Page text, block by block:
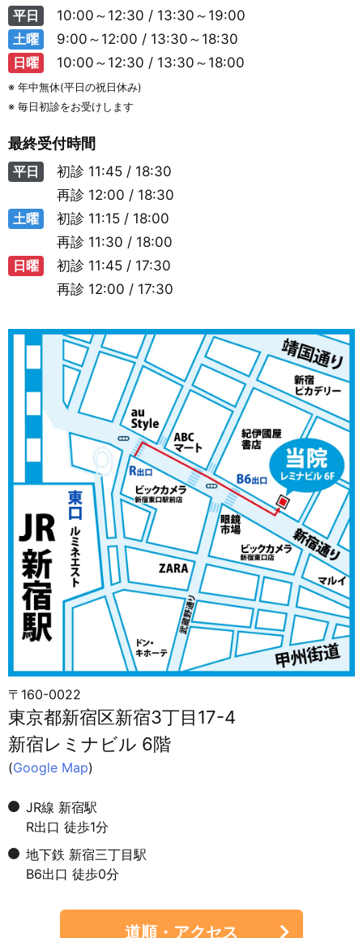
平日
10:00～12:30 / 13:30～19:00
土曜
9:00～12:00 / 13:30～18:30
日曜
10:00～12:30 / 13:30～18:00
※ 年中無休(平日の祝日休み)
※ 毎日初診をお受けします
最終受付時間
平日 初診 11:45 / 18:30
再診 12:00 / 18:30
土曜
初診 11:15 / 18:00
再診 11:30 / 18:00
日曜
初診 11:45 / 17:30
再診 12:00 / 17:30
〒160-0022
東京都新宿区新宿3丁目17-4
新宿レミナビル 6階
(Google Map)
JR線 新宿駅
R出口 徒歩1分
地下鉄 新宿三丁目駅
B6出口 徒歩0分
道順・アクセス